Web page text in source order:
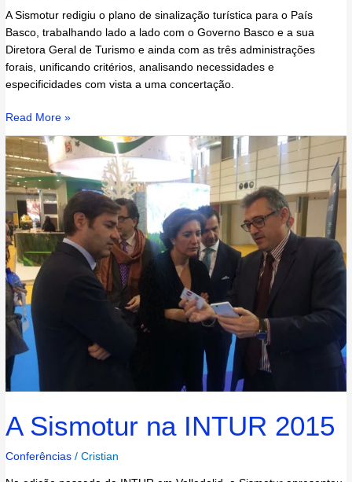
A Sismotur redigiu o plano de sinalização turística para o País
Basco, trabalhando lado a lado com o Governo Basco e a sua
Diretora Geral de Turismo e ainda com as três administrações
forais, unificando critérios, analisando necessidades e
especificidades com vista a uma concertação.
Read More »
A Sismotur na INTUR 2015
Conferências /Cristian
Sismotur
na
INTUR
2015